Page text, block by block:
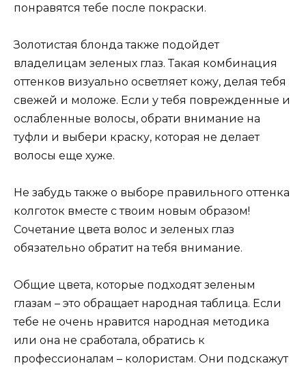
понравятся тебе после покраски.
Золотистая блонда также подойдет
владелицам зеленых глаз. Такая комбинация
оттенков визуально осветляет кожу, делая тебя
свежей и моложе. Если у тебя поврежденные и
ослабленные волосы, обрати внимание на
туфли и выбери краску, которая не делает
волосы еще хуже.
Не забудь также о выборе правильного оттенка
колготок вместе с твоим новым образом!
Сочетание цвета волос и зеленых глаз
обязательно обратит на тебя внимание.
Общие цвета, которые подходят зеленым
глазам – это обращает народная таблица. Если
тебе не очень нравится народная методика
или она не сработала, обратись к
профессионалам – колористам. Они подскажут